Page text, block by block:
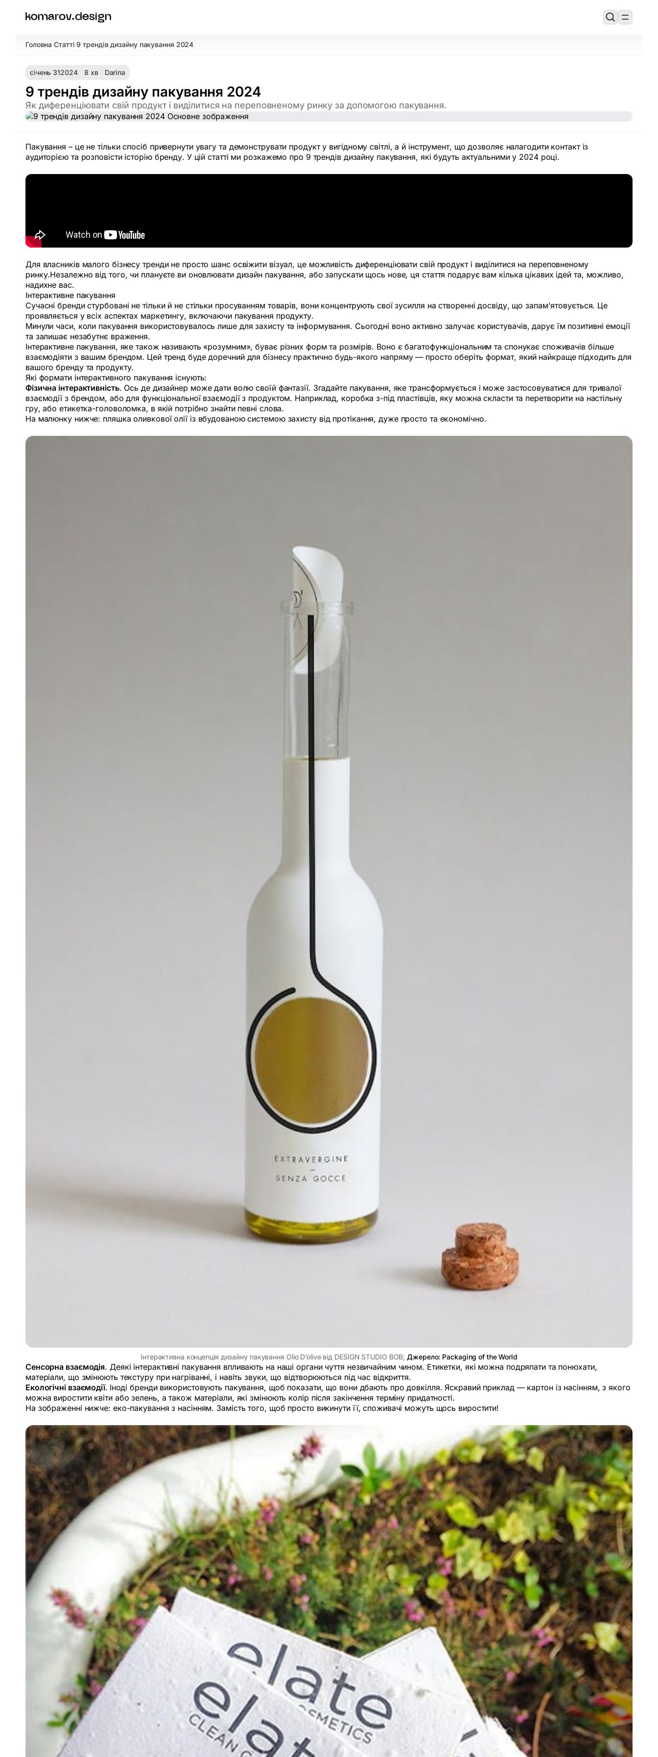
Головна/Статті/9 трендів дизайну пакування 2024
січень 312024 8 хв Darina
9 трендів дизайну пакування 2024
Як диференціювати свій продукт і виділитися на переповненому ринку за допомогою пакування.
Пакування – це не тільки спосіб привернути увагу та демонструвати продукт у вигідному світлі, а й інструмент, що дозволяє налагодити контакт із
аудиторією та розповісти історію бренду. У цій статті ми розкажемо про 9 трендів дизайну пакування, які будуть актуальними у 2024 році.
Для власників малого бізнесу тренди не просто шанс освіжити візуал, це можливість диференціювати свій продукт і виділитися на переповненому
ринку.Незалежно від того, чи плануєте ви оновлювати дизайн пакування, або запускати щось нове, ця стаття подарує вам кілька цікавих ідей та, можливо,
надихне вас.
Інтерактивне пакування
Сучасні бренди стурбовані не тільки й не стільки просуванням товарів, вони концентрують свої зусилля на створенні досвіду, що запам'ятовується. Це
проявляється у всіх аспектах маркетингу, включаючи пакування продукту.
Минули часи, коли пакування використовувалось лише для захисту та інформування. Сьогодні воно активно залучає користувачів, дарує їм позитивні емоції
та залишає незабутнє враження.
Інтерактивне пакування, яке також називають «розумним», буває різних форм та розмірів. Воно є багатофункціональним та спонукає споживачів більше
взаємодіяти з вашим брендом. Цей тренд буде доречний для бізнесу практично будь-якого напряму — просто оберіть формат, який найкраще підходить для
вашого бренду та продукту.
Які формати інтерактивного пакування існують:
Фізична інтерактивність. Ось де дизайнер може дати волю своїй фантазії. Згадайте пакування, яке трансформується і може застосовуватися для тривалої
взаємодії з брендом, або для функціональної взаємодії з продуктом. Наприклад, коробка з-під пластівців, яку можна скласти та перетворити на настільну
гру, або етикетка-головоломка, в якій потрібно знайти певні слова.
На малюнку нижче: пляшка оливкової олії із вбудованою системою захисту від протікання, дуже просто та економічно.
Інтерактивна концепція дизайну пакування Olio D’olive від DESIGN STUDIO BOB; Джерело: Packaging of the World
Сенсорна взаємодія. Деякі інтерактивні пакування впливають на наші органи чуття незвичайним чином. Етикетки, які можна подряпати та понюхати,
матеріали, що змінюють текстуру при нагріванні, і навіть звуки, що відтворюються під час відкриття.
Екологічні взаємодії. Іноді бренди використовують пакування, щоб показати, що вони дбають про довкілля. Яскравий приклад — картон із насінням, з якого
можна виростити квіти або зелень, а також матеріали, які змінюють колір після закінчення терміну придатності.
На зображенні нижче: еко-пакування з насінням. Замість того, щоб просто викинути її, споживачі можуть щось виростити!